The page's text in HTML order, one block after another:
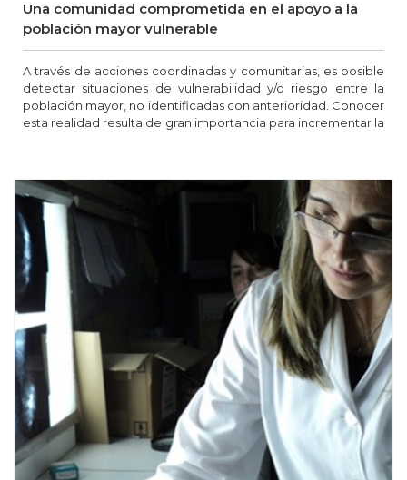
Una comunidad comprometida en el apoyo a la
población mayor vulnerable
A través de acciones coordinadas y comunitarias, es posible
detectar situaciones de vulnerabilidad y/o riesgo entre la
población mayor, no identificadas con anterioridad. Conocer
esta realidad resulta de gran importancia para incrementar la